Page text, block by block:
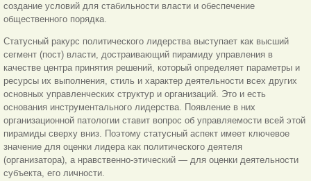
создание условий для стабильности власти и обеспечение
общественного порядка.
Статусный ракурс политического лидерства выступает как высший
сегмент (пост) власти, достраивающий пирамиду управления в
качестве центра принятия решений, который определяет параметры и
ресурсы их выполнения, стиль и характер деятельности всех других
основных управленческих структур и организаций. Это и есть
основания инструментального лидерства. Появление в них
организационной патологии ставит вопрос об управляемости всей этой
пирамиды сверху вниз. Поэтому статусный аспект имеет ключевое
значение для оценки лидера как политического деятеля
(организатора), а нравственно-этический — для оценки деятельности
субъекта, его личности.